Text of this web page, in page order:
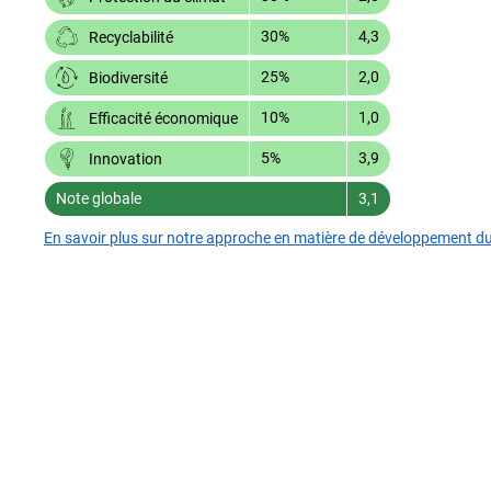
Recyclabilité 30% 4,3
Biodiversité 25% 2,0
Efficacité économique 10% 1,0
Innovation 5% 3,9
Note globale 3,1
En savoir plus sur notre approche en matière de développement